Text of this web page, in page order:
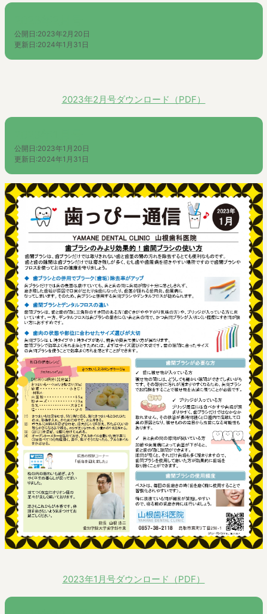
公開日:2023年2月20日
更新日:2024年1月31日
2023年2月号ダウンロード（PDF）
公開日:2023年1月20日
更新日:2024年1月31日
2023年1月号ダウンロード（PDF）